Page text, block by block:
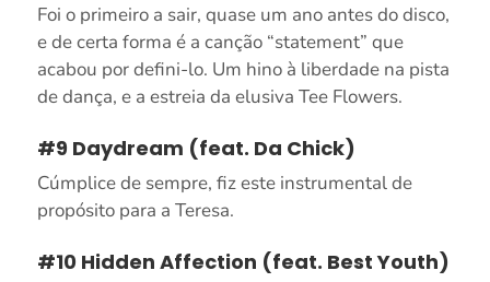
Foi o primeiro a sair, quase um ano antes do disco,
e de certa forma é a canção “statement” que
acabou por defini-lo. Um hino à liberdade na pista
de dança, e a estreia da elusiva Tee Flowers.
#9 Daydream (feat. Da Chick)
Cúmplice de sempre, fiz este instrumental de
propósito para a Teresa.
#10 Hidden Affection (feat. Best Youth)